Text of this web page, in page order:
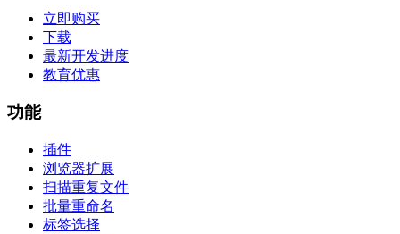
立即购买
下载
最新开发进度
教育优惠
功能
插件
浏览器扩展
扫描重复文件
批量重命名
标签选择